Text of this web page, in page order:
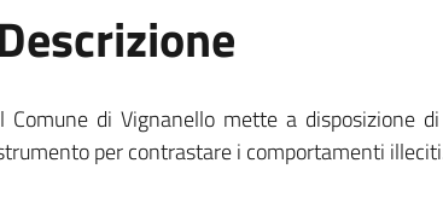
Descrizione
Comune di Vignanello mette a disposizione
per contrastare i comportamenti